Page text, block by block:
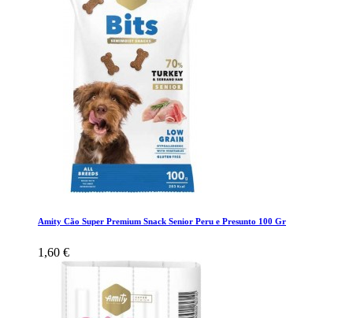
Amity Cão Super Premium Snack Senior Peru e Presunto 100 Gr
1,60 €